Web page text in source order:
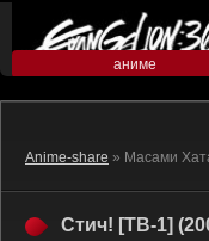
аниме
Anime-share » Масами
Стич! [ТВ-1]